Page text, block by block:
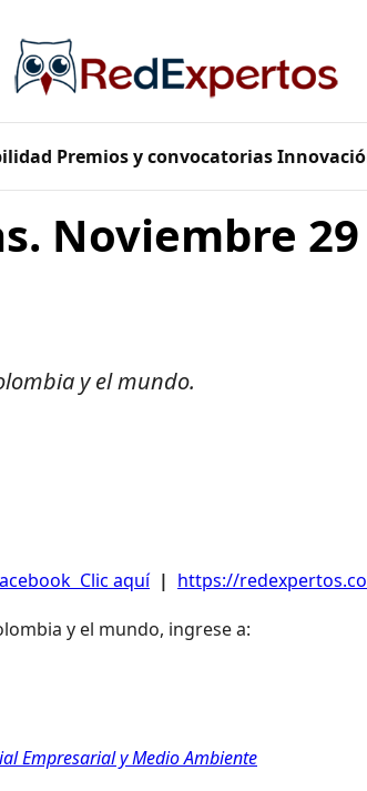
Premios y convocatorias
Noviembre 29
y el mundo.
Clic aquí| https://
y el mundo, ingrese a:
Empresarial y Medio Ambiente